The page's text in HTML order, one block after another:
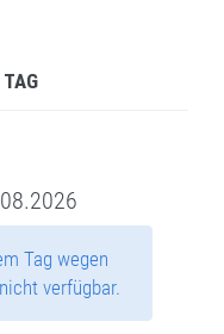
TAG
Tag wegen
verfügbar.